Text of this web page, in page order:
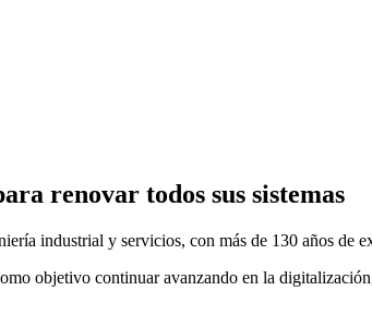
renovar todos sus sistemas
industrial y servicios, con más de 130 años de
objetivo continuar avanzando en la